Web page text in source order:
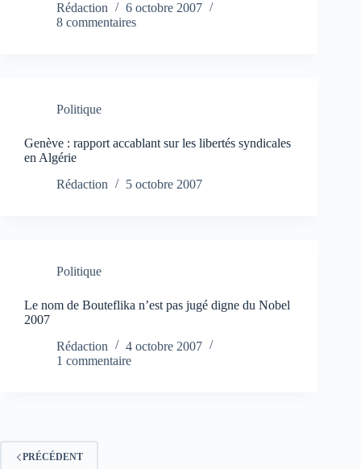
Rédaction
6 octobre 2007
8 commentaires
Politique
Genève : rapport accablant sur les libertés syndicales
en Algérie
Rédaction
5 octobre 2007
Politique
Le nom de Bouteflika n’est pas jugé digne du Nobel
2007
Rédaction
4 octobre 2007
1 commentaire
PRÉCÉDENT